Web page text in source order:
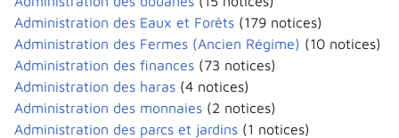
Administration des Eaux et Forêts (179 notices)
Administration des Fermes (Ancien Régime) (10 notices)
Administration des finances (73 notices)
Administration des haras (4 notices)
Administration des monnaies (2 notices)
Administration des parcs et jardins (1 notices)